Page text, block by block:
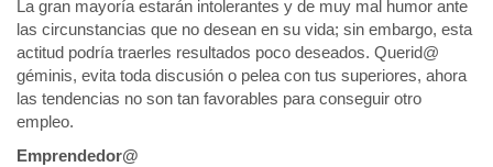
La gran mayoría estarán intolerantes y de muy mal humor ante
las circunstancias que no desean en su vida; sin embargo, esta
actitud podría traerles resultados poco deseados. Querid@
géminis, evita toda discusión o pelea con tus superiores, ahora
las tendencias no son tan favorables para conseguir otro
empleo.
Emprendedor@